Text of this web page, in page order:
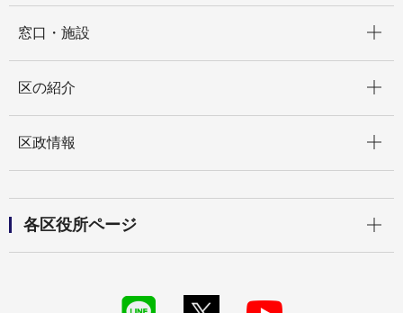
窓口・施設
区の紹介
区政情報
各区役所ページ